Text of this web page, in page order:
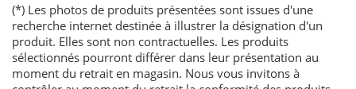
(*) Les photos de produits présentées sont issues d'une
recherche internet destinée à illustrer la désignation d'un
produit. Elles sont non contractuelles. Les produits
sélectionnés pourront différer dans leur présentation au
moment du retrait en magasin. Nous vous invitons à